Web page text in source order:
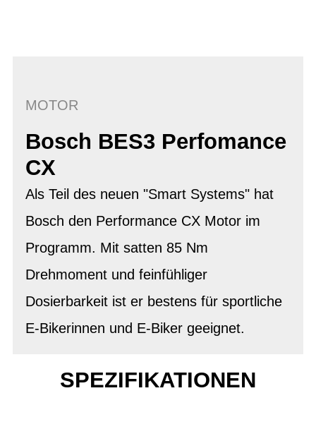
MOTOR
Bosch BES3 Perfomance
CX
Als Teil des neuen "Smart Systems" hat
Bosch den Performance CX Motor im
Programm. Mit satten 85 Nm
Drehmoment und feinfühliger
Dosierbarkeit ist er bestens für sportliche
E-Bikerinnen und E-Biker geeignet.
SPEZIFIKATIONEN